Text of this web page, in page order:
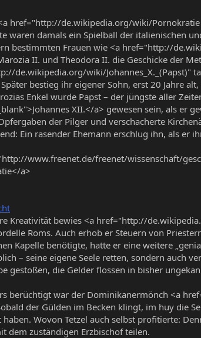
href="http://de.wikipedia.org/wiki/
waren damals ein Spielball der italienischen
bestimmten Frauen wie <a href="http://
II. und Theodora II. die Geschicke der
de.wikipedia.org/wiki/Johannes_X._(Papst)"
bestieg ihr eigener Sohn, erst 20 Jahre
Enkel wurde Papst – der jüngste aller
XII.</a> gewesen sein, als er
der Pilger und verschacherte
Ein rasender Ehemann erschlug ihn, als er
www.freenet.de/freenet/wissenschaft/
a>
Kreativität bewies <a href="http://
Roms. Auch erhob er Steuern von
Kapelle benötigte, hatte er eine weitere
– seine eigene Seele retten, sondern auch
gestoßen, die Gelder flossen in bisher
berüchtigt war der Dominikanermönch <a
der Gülden im Becken klingt, im huy die
haben. Wovon Tetzel auch selbst profitierte:
dem zuständigen Erzbischof teilen.